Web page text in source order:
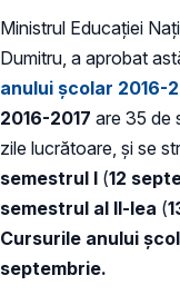
Ministrul Educaţiei
Dumitru, a aprobat
anului şcolar 2016-
2016-2017 are 35 de
zile lucrătoare, şi se
semestrul I (12
semestrul al II-lea (
Cursurile anului
septembrie.